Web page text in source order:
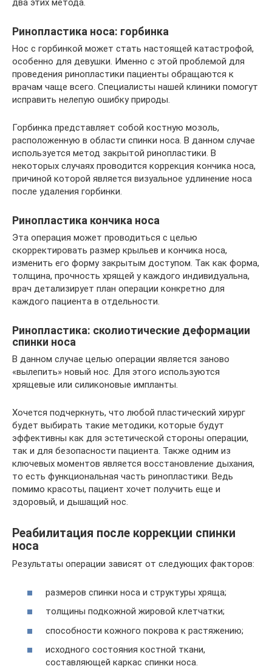
два этих метода.
Ринопластика носа: горбинка
Нос с горбинкой может стать настоящей катастрофой,
особенно для девушки. Именно с этой проблемой для
проведения ринопластики пациенты обращаются к
врачам чаще всего. Специалисты нашей клиники помогут
исправить нелепую ошибку природы.
Горбинка представляет собой костную мозоль,
расположенную в области спинки носа. В данном случае
используется метод закрытой ринопластики. В
некоторых случаях проводится коррекция кончика носа,
причиной которой является визуальное удлинение носа
после удаления горбинки.
Ринопластика кончика носа
Эта операция может проводиться с целью
скорректировать размер крыльев и кончика носа,
изменить его форму закрытым доступом. Так как форма,
толщина, прочность хрящей у каждого индивидуальна,
врач детализирует план операции конкретно для
каждого пациента в отдельности.
Ринопластика: сколиотические деформации
спинки носа
В данном случае целью операции является заново
«вылепить» новый нос. Для этого используются
хрящевые или силиконовые импланты.
Хочется подчеркнуть, что любой пластический хирург
будет выбирать такие методики, которые будут
эффективны как для эстетической стороны операции,
так и для безопасности пациента. Также одним из
ключевых моментов является восстановление дыхания,
то есть функциональная часть ринопластики. Ведь
помимо красоты, пациент хочет получить еще и
здоровый, и дышащий нос.
Реабилитация после коррекции спинки
носа
Результаты операции зависят от следующих факторов:
размеров спинки носа и структуры хряща;
толщины подкожной жировой клетчатки;
способности кожного покрова к растяжению;
исходного состояния костной ткани,
составляющей каркас спинки носа.